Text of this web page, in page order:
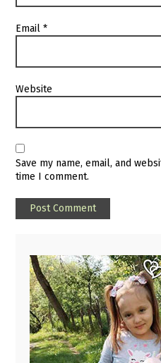
Email*
Website
Save my name, email, and
time I comment.